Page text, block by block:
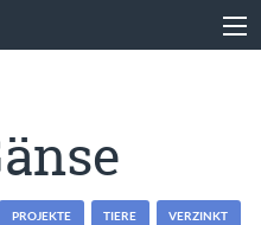
PROJEKTE TIERE VERZINKT